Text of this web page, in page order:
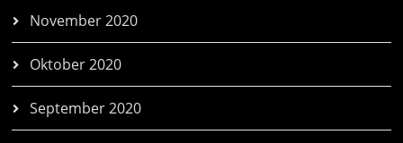
November 2020
Oktober 2020
September 2020